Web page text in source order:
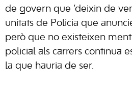
de govern que ‘deixin de
unitats de Policia que
però que no existeixen
policial als carrers continua
la que hauria de ser.